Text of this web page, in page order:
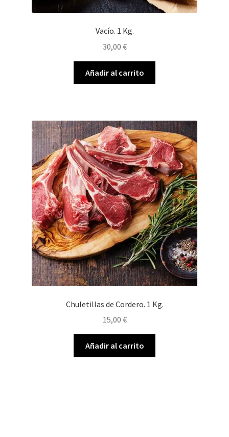
Vacío. 1 Kg.
30,00 €
Añadir al carrito
Chuletillas de Cordero. 1 Kg.
15,00 €
Añadir al carrito